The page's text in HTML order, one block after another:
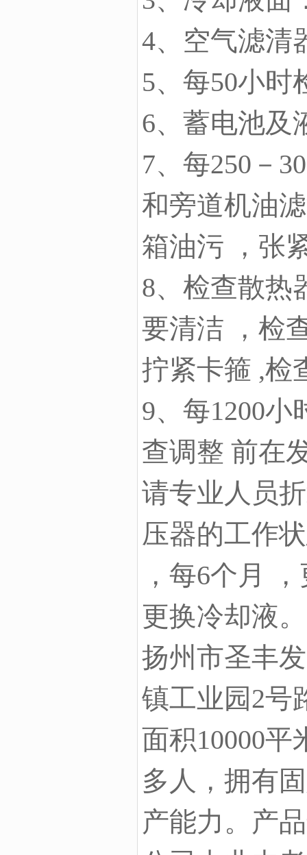
4、空气滤清
5、每50小时
6、蓄电池及
7、每250－
和旁道机油
箱油污 ，张
8、检查散热
要清洁 ，检
拧紧卡箍 ,检
9、每1200
查调整 前在
请专业人员
压器的工作
，每6个月
更换冷却液。
扬州市圣丰
镇工业园2号
面积10000平
多人，拥有
产能力。产